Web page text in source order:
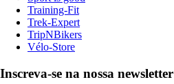
Training-Fit
Trek-Expert
TripNBikers
Vélo-Store
Inscreva-se na nossa newsletter